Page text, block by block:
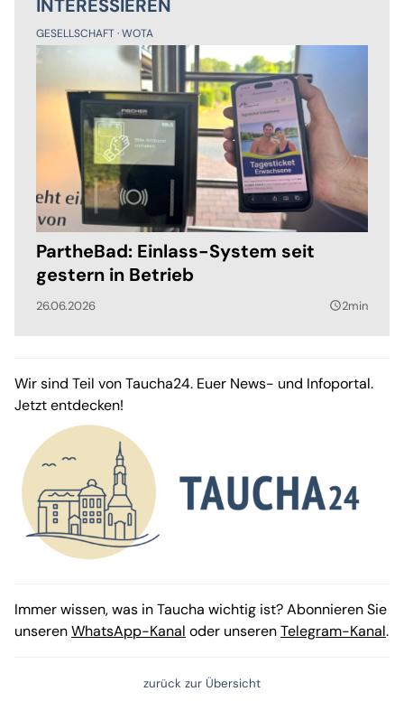
INTERESSIEREN
GESELLSCHAFT WOTA
PartheBad: Einlass-System seit
gestern in Betrieb
26.06.2026 query_builder2min
Wir sind Teil von Taucha24. Euer News- und Infoportal.
Jetzt entdecken!
Immer wissen, was in Taucha wichtig ist? Abonnieren Sie
unserenWhatsApp-Kanal oder unserenTelegram-Kanal.
zurück zur Übersicht